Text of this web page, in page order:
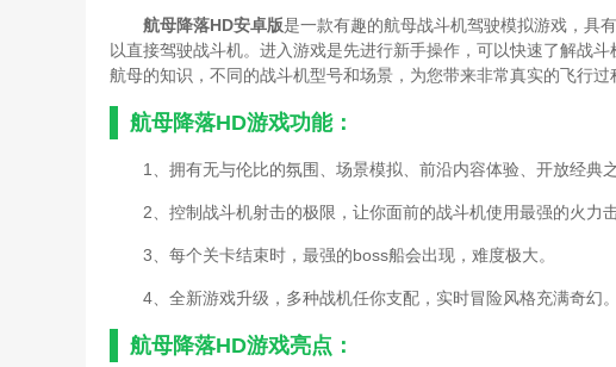
航母降落HD安卓版是一款有趣的航母战斗机驾驶模拟游戏，具
以直接驾驶战斗机。进入游戏是先进行新手操作，可以快速了解战
航母的知识，不同的战斗机型号和场景，为您带来非常真实的飞行过
航母降落HD游戏功能：
1、拥有无与伦比的氛围、场景模拟、前沿内容体验、开放经典
2、控制战斗机射击的极限，让你面前的战斗机使用最强的火力击
3、每个关卡结束时，最强的boss船会出现，难度极大。
4、全新游戏升级，多种战机任你支配，实时冒险风格充满奇幻。
航母降落HD游戏亮点：